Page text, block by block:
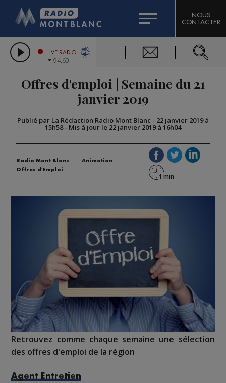
LES CHRONIQUES DE L'EXPERT
CITIZEN MACHINERY
GRAND MASSIF DOMAINES SKIABLES
BIGARD
COMPAGNIE DU MONT-BLANC
NOUS
CONTACTER
LIVE RADIO
94.60
Offres d'emploi | Semaine du 21
janvier 2019
Publié par La Rédaction Radio Mont Blanc - 22 janvier 2019 à
15h58- Mis à jour le 22 janvier 2019 à 16h04
Radio Mont Blanc
Animation
Offres d'Emploi
Retrouvez comme chaque semaine une sélection
des offres d'emploi de la région
Agent Entretien